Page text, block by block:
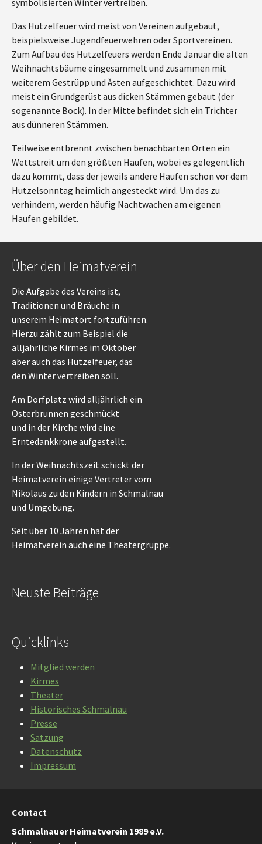
symbolisierten Winter vertreiben.
Das Hutzelfeuer wird meist von Vereinen aufgebaut,
beispielsweise Jugendfeuerwehren oder Sportvereinen.
Zum Aufbau des Hutzelfeuers werden Ende Januar die alten
Weihnachtsbäume eingesammelt und zusammen mit
weiterem Gestrüpp und Ästen aufgeschichtet. Dazu wird
meist ein Grundgerüst aus dicken Stämmen gebaut (der
sogenannte Bock). In der Mitte befindet sich ein Trichter
aus dünneren Stämmen.
Teilweise entbrennt zwischen benachbarten Orten ein
Wettstreit um den größten Haufen, wobei es gelegentlich
dazu kommt, dass der jeweils andere Haufen schon vor dem
Hutzelsonntag heimlich angesteckt wird. Um das zu
verhindern, werden häufig Nachtwachen am eigenen
Haufen gebildet.
Über den Heimatverein
Die Aufgabe des Vereins ist,
Traditionen und Bräuche in
unserem Heimatort fortzuführen.
Hierzu zählt zum Beispiel die
alljährliche Kirmes im Oktober
aber auch das Hutzelfeuer, das
den Winter vertreiben soll.
Am Dorfplatz wird alljährlich ein
Osterbrunnen geschmückt
und in der Kirche wird eine
Erntedankkrone aufgestellt.
In der Weihnachtszeit schickt der
Heimatverein einige Vertreter vom
Nikolaus zu den Kindern in Schmalnau
und Umgebung.
Seit über 10 Jahren hat der
Heimatverein auch eine Theatergruppe.
Neuste Beiträge
Quicklinks
Mitglied werden
Kirmes
Theater
Historisches Schmalnau
Presse
Satzung
Datenschutz
Impressum
Contact
Schmalnauer Heimatverein 1989 e.V.